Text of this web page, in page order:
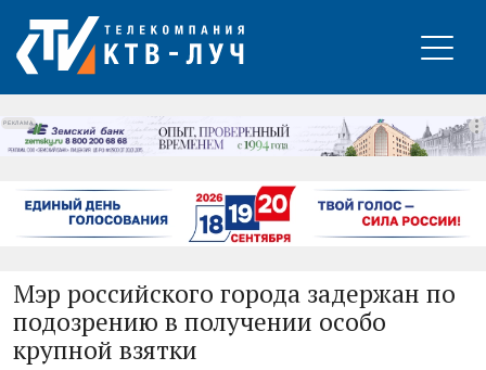
РЕКЛАМА
Мэр российского города задержан по
подозрению в получении особо
крупной взятки